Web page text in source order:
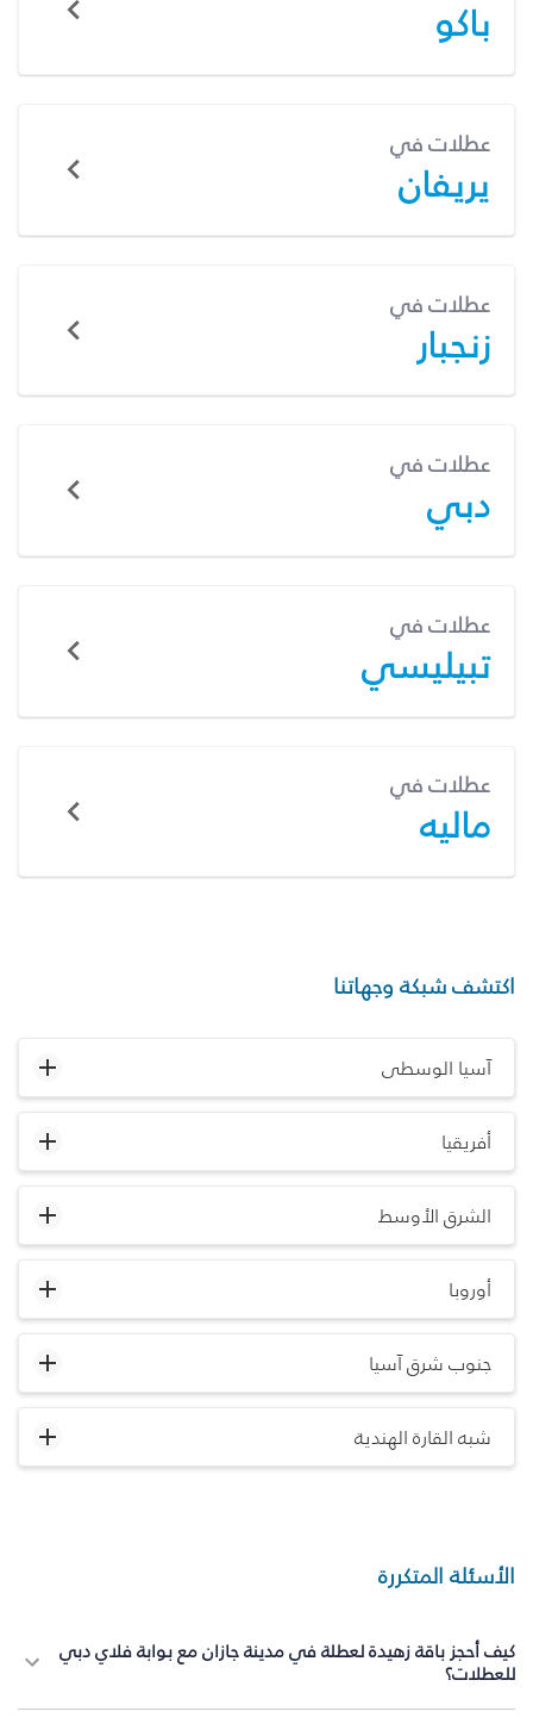
باكو
عطلات في
يريفان
عطلات في
زنجبار
عطلات في
دبي
عطلات في
تبيليسي
عطلات في
ماليه
اكتشف شبكة وجهاتنا
آسيا الوسطى
أفريقيا
الشرق الأوسط
أوروبا
جنوب شرق آسيا
شبه القارة الهندية
الأسئلة المتكررة
كيف أحجز باقة زهيدة لعطلة في مدينة جازان مع بوابة فلاي دبي
للعطلات؟